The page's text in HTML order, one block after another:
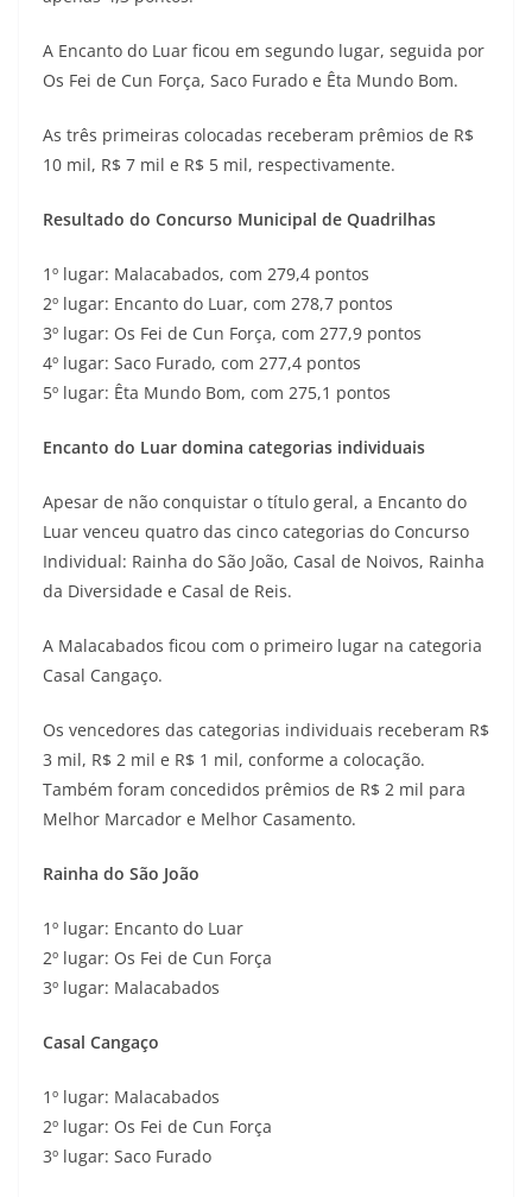
A Encanto do Luar ficou em segundo lugar, seguida por
Os Fei de Cun Força, Saco Furado e Êta Mundo Bom.
As três primeiras colocadas receberam prêmios de R$
10 mil, R$ 7 mil e R$ 5 mil, respectivamente.
Resultado do Concurso Municipal de Quadrilhas
1º lugar: Malacabados, com 279,4 pontos
2º lugar: Encanto do Luar, com 278,7 pontos
3º lugar: Os Fei de Cun Força, com 277,9 pontos
4º lugar: Saco Furado, com 277,4 pontos
5º lugar: Êta Mundo Bom, com 275,1 pontos
Encanto do Luar domina categorias individuais
Apesar de não conquistar o título geral, a Encanto do
Luar venceu quatro das cinco categorias do Concurso
Individual: Rainha do São João, Casal de Noivos, Rainha
da Diversidade e Casal de Reis.
A Malacabados ficou com o primeiro lugar na categoria
Casal Cangaço.
Os vencedores das categorias individuais receberam R$
3 mil, R$ 2 mil e R$ 1 mil, conforme a colocação.
Também foram concedidos prêmios de R$ 2 mil para
Melhor Marcador e Melhor Casamento.
Rainha do São João
1º lugar: Encanto do Luar
2º lugar: Os Fei de Cun Força
3º lugar: Malacabados
Casal Cangaço
1º lugar: Malacabados
2º lugar: Os Fei de Cun Força
3º lugar: Saco Furado